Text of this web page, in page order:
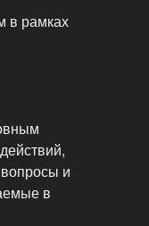
в рамках
и
в